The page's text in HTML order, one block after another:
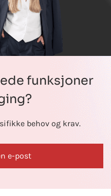
funksjoner
behov og krav.
e-post